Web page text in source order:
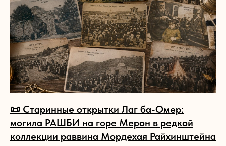
📜 Старинные открытки Лаг ба-Омер:
могила РАШБИ на горе Мерон в редкой
коллекции раввина Мордехая Райхинштейна